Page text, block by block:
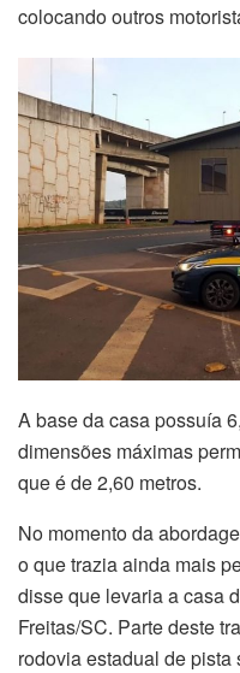
colocando outros
A base da casa possuía
dimensões máximas
que é de 2,60 metros.
No momento da
o que trazia ainda mais
disse que levaria a casa
Freitas/SC. Parte deste
rodovia estadual de